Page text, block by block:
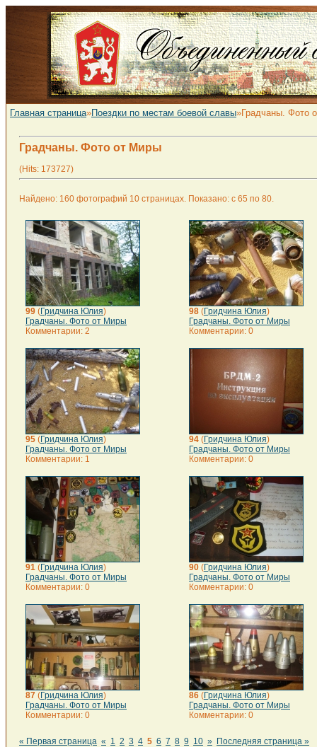
Главная страница»Поездки по местам боевой славы»Градчаны. Фото
Градчаны. Фото от Миры
(Hits: 173727)
Найдено: 160 фотографий 10 страницах. Показано: с 65 по 80.
99 (Гридчина Юлия)
Градчаны. Фото от Миры
Комментарии: 2
98 (Гридчина Юлия)
Градчаны. Фото от Миры
Комментарии: 0
95 (Гридчина Юлия)
Градчаны. Фото от Миры
Комментарии: 1
94 (Гридчина Юлия)
Градчаны. Фото от Миры
Комментарии: 0
91 (Гридчина Юлия)
Градчаны. Фото от Миры
Комментарии: 0
90 (Гридчина Юлия)
Градчаны. Фото от Миры
Комментарии: 0
87 (Гридчина Юлия)
Градчаны. Фото от Миры
Комментарии: 0
86 (Гридчина Юлия)
Градчаны. Фото от Миры
Комментарии: 0
« Первая страница « 1 2 3 4 5 6 7 8 9 10 » Последняя страница »